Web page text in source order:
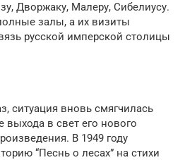
Дворжаку, Малеру, Сибелиусу.
залы, а их визиты
русской имперской столицы
ситуация вновь смягчилась
выхода в свет его нового
В 1949 году
“Песнь о лесах” на стихи